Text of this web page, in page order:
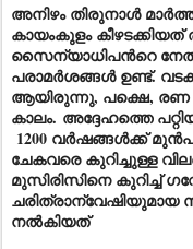
അനിഴം തിരുനാൾ
കായംകുളം
സൈന്യാധിപൻറെ
പരാമർശങ്ങൾ ഉണ്ട്.
ആയിരുന്നു, പക്ഷെ, രണ
കാലം. അദ്ദേഹത്തെ
1200 വർഷങ്ങൾക്ക് മുൻപ്
ചേകവരെ കുറിച്ചുള്ള
മുസിരിസിനെ കുറിച്ച്
നൽകിയത്